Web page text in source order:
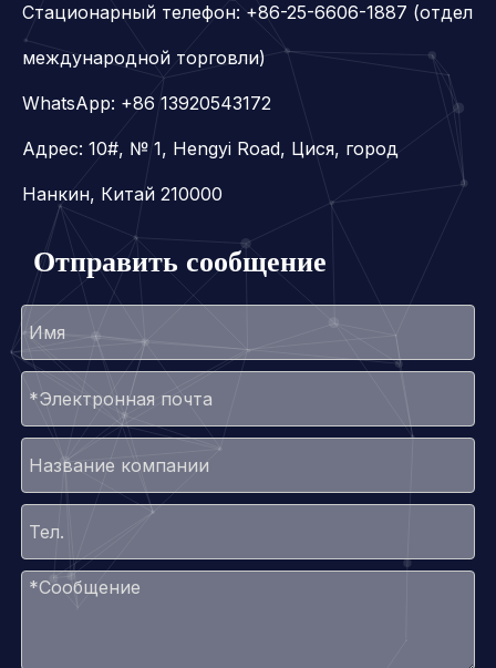
Стационарный телефон: +86-25-6606-1887 (отдел
международной торговли)
WhatsApp: +86 13920543172
Адрес: 10#, № 1, Hengyi Road, Цися, город
Нанкин, Китай 210000
Отправить сообщение